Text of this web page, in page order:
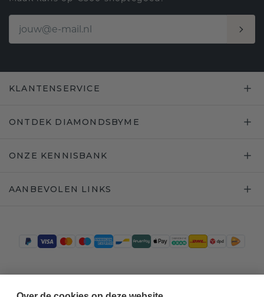
KLANTENSERVICE
ONTDEK DIAMONDSBYME
ONZE KENNISBANK
AANBEVOLEN LINKS